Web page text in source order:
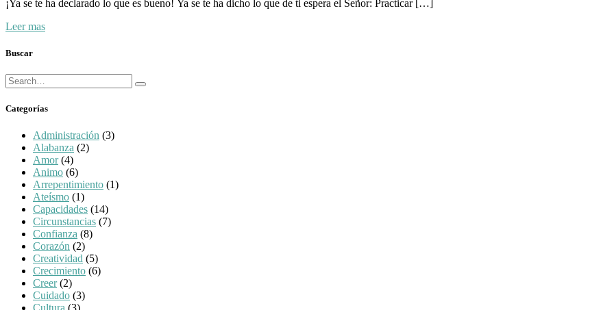
¡Ya se te ha declarado lo que es bueno! Ya se te ha dicho lo que de ti espera el Señor: Practicar […]
Leer mas
Buscar
Búsqueda
para:
Buscar
Categorías
Administración (3)
Alabanza (2)
Amor(4)
Animo (6)
Arrepentimiento (1)
Ateísmo (1)
Capacidades (14)
Circunstancias (7)
Confianza (8)
Corazón (2)
Creatividad (5)
Crecimiento (6)
Creer(2)
Cuidado (3)